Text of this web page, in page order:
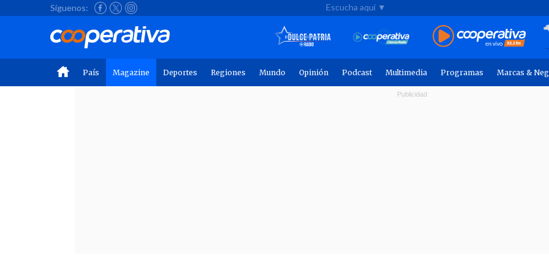
Síguenos: Escucha aquí ▼
País Magazine Deportes Regiones Mundo Opinión Podcast Multimedia Programas Marcas &